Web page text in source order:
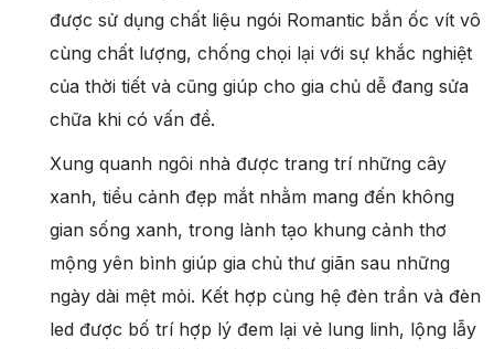
được sử dụng chất liệu ngói Romantic bắn ốc vít vô
cùng chất lượng, chống chọi lại với sự khắc nghiệt
của thời tiết và cũng giúp cho gia chủ dễ đang sửa
chữa khi có vấn đề.
Xung quanh ngôi nhà được trang trí những cây
xanh, tiểu cảnh đẹp mắt nhằm mang đến không
gian sống xanh, trong lành tạo khung cảnh thơ
mộng yên bình giúp gia chủ thư giãn sau những
ngày dài mệt mỏi. Kết hợp cùng hệ đèn trần và đèn
led được bố trí hợp lý đem lại vẻ lung linh, lộng lẫy